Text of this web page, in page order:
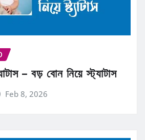
– বড় বোন নিয়ে স্ট্যাটাস
Feb 8, 2026